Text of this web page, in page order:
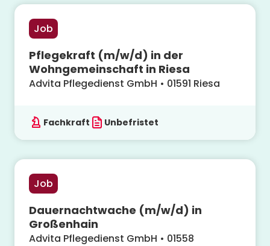
Job
Pflegekraft (m/w/d) in der
Wohngemeinschaft in Riesa
Advita Pflegedienst GmbH • 01591 Riesa
Fachkraft Unbefristet
Job
Dauernachtwache (m/w/d) in
Großenhain
Advita Pflegedienst GmbH • 01558